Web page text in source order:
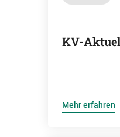
KV-
Mehr erfahren